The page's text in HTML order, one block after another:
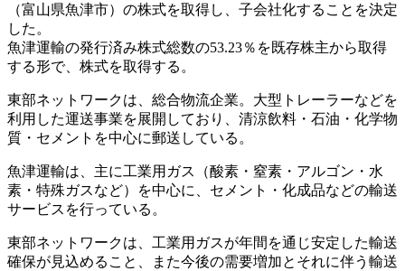
（富山県魚津市）の株式を取得し、子会社化することを決定
した。
魚津運輸の発行済み株式総数の53.23％を既存株主から取得
する形で、株式を取得する。
東部ネットワークは、総合物流企業。大型トレーラーなどを
利用した運送事業を展開しており、清涼飲料・石油・化学物
質・セメントを中心に郵送している。
魚津運輸は、主に工業用ガス（酸素・窒素・アルゴン・水
素・特殊ガスなど）を中心に、セメント・化成品などの輸送
サービスを行っている。
東部ネットワークは、工業用ガスが年間を通じ安定した輸送
確保が見込めること、また今後の需要増加とそれに伴う輸送